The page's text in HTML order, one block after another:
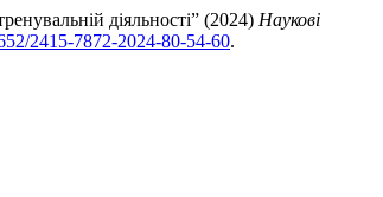
діяльності” (2024) Наукові
2415-7872-2024-80-54-60.